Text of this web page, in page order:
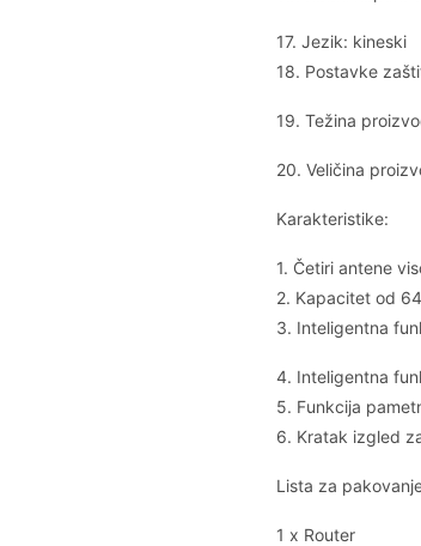
17. Jezik: kineski
18. Postavke
19. Težina
20. Veličina
Karakteristike:
1. Četiri antene
2. Kapacitet od
3. Inteligentna
4. Inteligentna
5. Funkcija
6. Kratak izgled
Lista za
1 x Router